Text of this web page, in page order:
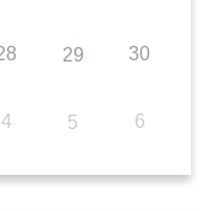
29 30
4 5 6